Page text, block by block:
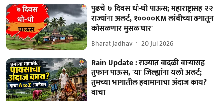
पुढचे ७ दिवस धो-धो पाऊस; महाराष्ट्रासह २२
राज्यांना अलर्ट, १००००KM लांबीच्या ढगातून
कोसळणार मुसळ'धार'
Bharat Jadhav 20 Jul 2026
Rain Update : राज्यात वादळी वाऱ्यासह
तुफान पाऊस, 'या' जिल्ह्यांना यलो अलर्ट;
तुमच्या भागातील हवामानाचा अंदाज काय?
वाचा